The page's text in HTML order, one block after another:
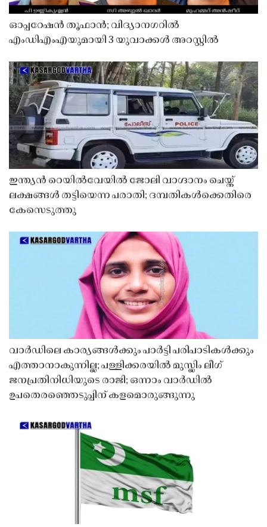
ഓപ്പറേഷൻ തൂഫാൻ; വിദ്യാനഗറിൽ
എംഡിഎംഎയുമായി 3 യുവാക്കൾ അറസ്റ്റിൽ
ഇന്ത്യൻ റെയിൽവേയിൽ ജോലി വാഗ്ദാനം ചെയ്ത്
ലക്ഷങ്ങൾ തട്ടിയെന്ന പരാതി; ദമ്പതികൾക്കെതിരെ
കേസെടുത്തു
വാർഡിലെ കാര്യങ്ങൾക്കും പാർട്ടി പരിപാടികൾക്കും
എത്താനാകുന്നില്ല; പള്ളിക്കരയിൽ മുസ്ലിം ലീഗ്
ജനപ്രതിനിധിയുടെ രാജി; ഒന്നാം വാർഡിൽ
ഉപതെരഞ്ഞെടുപ്പിന് കളമൊരുങ്ങുന്നു